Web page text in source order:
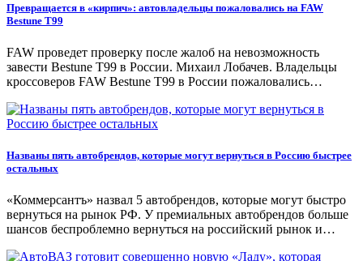
Превращается в «кирпич»: автовладельцы пожаловались на FAW
Bestune T99
FAW проведет проверку после жалоб на невозможность
завести Bestune T99 в России. Михаил Лобачев. Владельцы
кроссоверов FAW Bestune T99 в России пожаловались…
Названы пять автобрендов, которые могут вернуться в Россию быстрее
остальных
«Коммерсантъ» назвал 5 автобрендов, которые могут быстро
вернуться на рынок РФ. У премиальных автобрендов больше
шансов беспроблемно вернуться на российский рынок и…